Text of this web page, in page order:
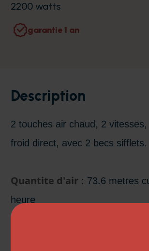
2200 watts
garantie 1 an
Description
2 touches air chaud, 2
froid direct, avec 2 becs sifflets.
Quantite d'air : 73.6 metres
heure